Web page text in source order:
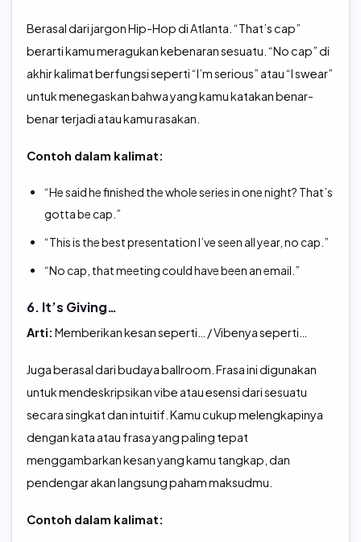
Berasal dari jargon Hip-Hop di Atlanta. “That’s cap”
berarti kamu meragukan kebenaran sesuatu. “No cap” di
akhir kalimat berfungsi seperti “I’m serious” atau “I swear”
untuk menegaskan bahwa yang kamu katakan benar-
benar terjadi atau kamu rasakan.
Contoh dalam kalimat:
“He said he finished the whole series in one night? That’s
gotta be cap.”
“This is the best presentation I’ve seen all year, no cap.”
“No cap, that meeting could have been an email.”
6. It’s Giving…
Arti: Memberikan kesan seperti… / Vibenya seperti…
Juga berasal dari budaya ballroom. Frasa ini digunakan
untuk mendeskripsikan vibe atau esensi dari sesuatu
secara singkat dan intuitif. Kamu cukup melengkapinya
dengan kata atau frasa yang paling tepat
menggambarkan kesan yang kamu tangkap, dan
pendengar akan langsung paham maksudmu.
Contoh dalam kalimat: